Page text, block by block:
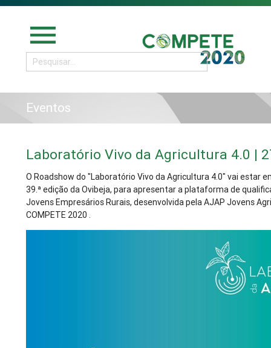
menu
Eventos
Laboratório Vivo da Agricultura 4.0 |
O Roadshow do "Laboratório Vivo da Agricultura 4.0" vai estar
39.ª edição da Ovibeja, para apresentar a plataforma de
Jovens Empresários Rurais, desenvolvida pela AJAP Jovens
COMPETE 2020 .